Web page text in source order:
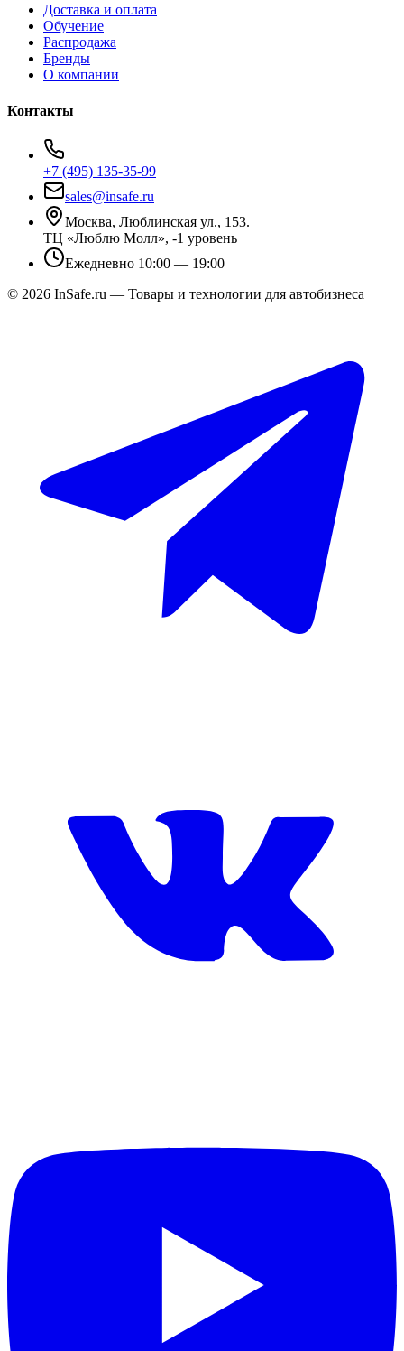
Доставка и оплата
Обучение
Распродажа
Бренды
О компании
Контакты
+7 (495) 135-35-99
sales@insafe.ru
Москва, Люблинская ул., 153.
ТЦ «Люблю Молл», -1 уровень
Ежедневно 10:00 — 19:00
© 2026 InSafe.ru — Товары и технологии для автобизнеса